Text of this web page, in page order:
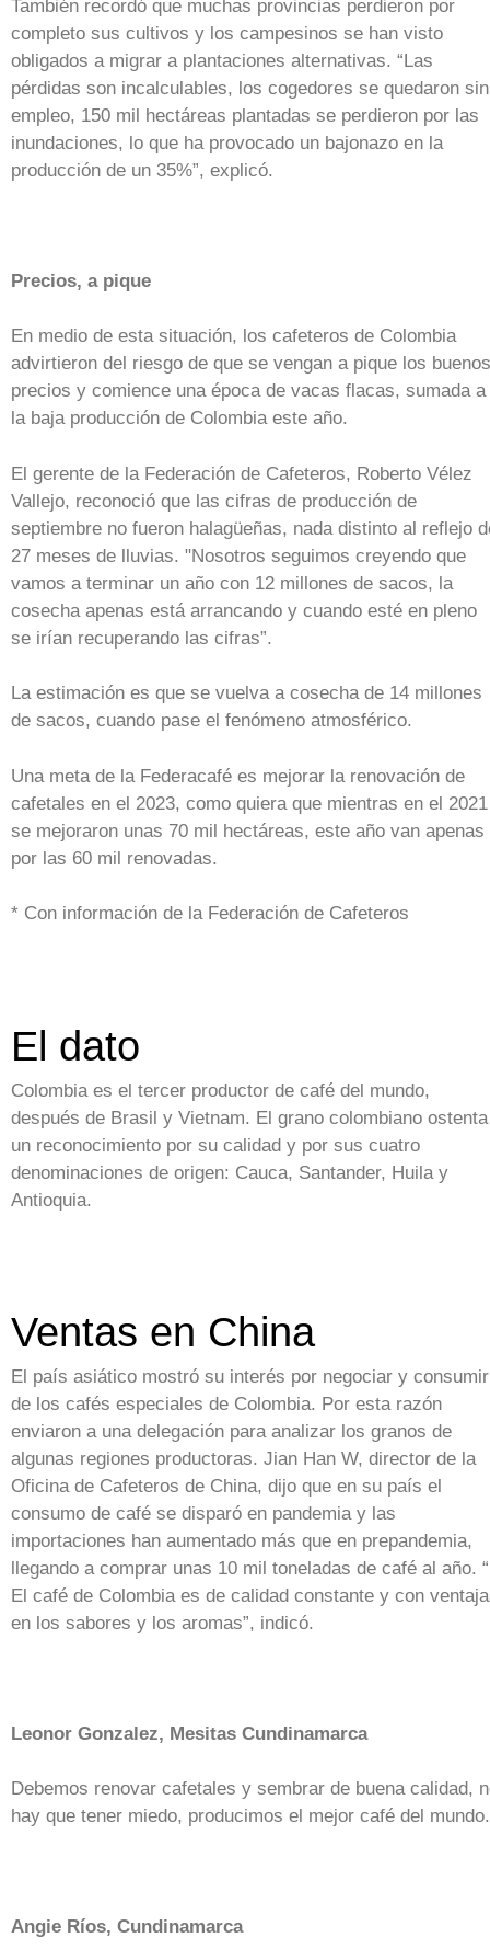
También recordó que muchas provincias perdieron por
completo sus cultivos y los campesinos se han visto
obligados a migrar a plantaciones alternativas. “Las
pérdidas son incalculables, los cogedores se quedaron sin
empleo, 150 mil hectáreas plantadas se perdieron por las
inundaciones, lo que ha provocado un bajonazo en la
producción de un 35%”, explicó.
Precios, a pique
En medio de esta situación, los cafeteros de Colombia
advirtieron del riesgo de que se vengan a pique los buenos
precios y comience una época de vacas flacas, sumada a
la baja producción de Colombia este año.
El gerente de la Federación de Cafeteros, Roberto Vélez
Vallejo, reconoció que las cifras de producción de
septiembre no fueron halagüeñas, nada distinto al reflejo
27 meses de lluvias. "Nosotros seguimos creyendo que
vamos a terminar un año con 12 millones de sacos, la
cosecha apenas está arrancando y cuando esté en pleno
se irían recuperando las cifras”.
La estimación es que se vuelva a cosecha de 14 millones
de sacos, cuando pase el fenómeno atmosférico.
Una meta de la Federacafé es mejorar la renovación de
cafetales en el 2023, como quiera que mientras en el 2021
se mejoraron unas 70 mil hectáreas, este año van apenas
por las 60 mil renovadas.
* Con información de la Federación de Cafeteros
El dato
Colombia es el tercer productor de café del mundo,
después de Brasil y Vietnam. El grano colombiano ostenta
un reconocimiento por su calidad y por sus cuatro
denominaciones de origen: Cauca, Santander, Huila y
Antioquia.
Ventas en China
El país asiático mostró su interés por negociar y consumir
de los cafés especiales de Colombia. Por esta razón
enviaron a una delegación para analizar los granos de
algunas regiones productoras. Jian Han W, director de la
Oficina de Cafeteros de China, dijo que en su país el
consumo de café se disparó en pandemia y las
importaciones han aumentado más que en prepandemia,
llegando a comprar unas 10 mil toneladas de café al año. “
El café de Colombia es de calidad constante y con
en los sabores y los aromas”, indicó.
Leonor Gonzalez, Mesitas Cundinamarca
Debemos renovar cafetales y sembrar de buena calidad,
hay que tener miedo, producimos el mejor café del mundo.
Angie Ríos, Cundinamarca